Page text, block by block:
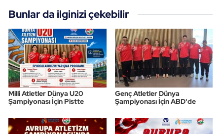
Bunlar da ilginizi çekebilir
Milli Atletler Dünya U20
Şampiyonası İçin Pistte
Genç Atletler Dünya
Şampiyonası İçin ABD'de